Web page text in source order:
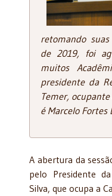
retomando
de 2019, foi
muitos
presidente da
Temer,
é Marcelo Fortes
A abertura da
pelo Presidente
Silva, que ocupa a